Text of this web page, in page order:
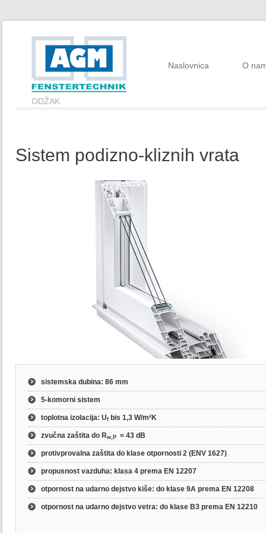
ODŽAK
Naslovnica O
Sistem podizno-kliznih vrata
sistemska dubina: 86 mm
5-komorni sistem
toplotna izolacija: Uf bis 1,3 W/m²K
zvučna zaštita do Rw,P = 43 dB
protivprovalna zaštita do klase otpornosti 2 (ENV 1627)
propusnost vazduha: klasa 4 prema EN 12207
otpornost na udarno dejstvo kiše: do klase 9A prema EN 12208
otpornost na udarno dejstvo vetra: do klase B3 prema EN 12210